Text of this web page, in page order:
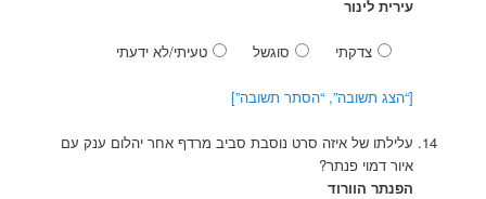
עירית לינור
צדקתי סוגשל טעיתי/לא ידעתי
[“הצג תשובה”, “הסתר תשובה”]
עלילתו של איזה סרט נוסבת סביב מרדף אחר יהלום ענק עם
איור דמוי פנתר?
הפנתר הוורוד